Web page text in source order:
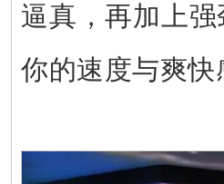
逼真，再加上
你的速度与爽快